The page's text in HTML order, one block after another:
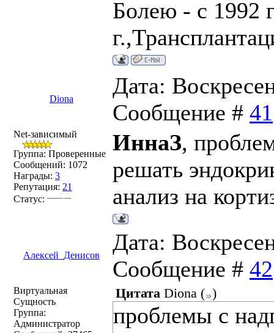
Болею - с 1992
Diona
Дата:
Сообщение # 41
Net-зависимый
Группа: Проверенные
Сообщений: 1072
Награды: 3
Репутация: 21
Статус:
ИннаЗ,
решать
анализ на
Алексей_Денисов
Дата:
Сообщение # 42
Виртуальная
Сущность
Группа:
Администратор
Цитата Diona ( )
проблемы с